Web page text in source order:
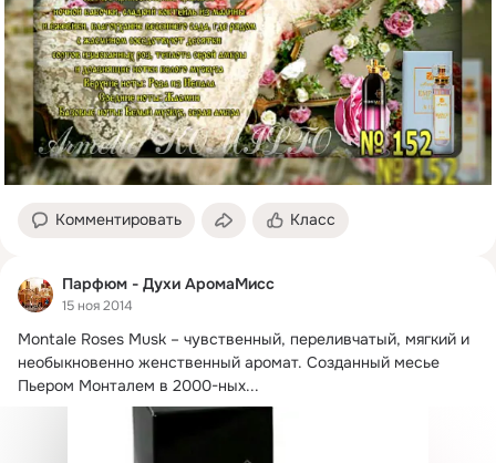
Комментировать Класс
Парфюм - Духи АромаМисс
15 ноя 2014
Montale Roses Musk – чувственный, переливчатый, мягкий и
необыкновенно женственный аромат. Созданный месье
Пьером Монталем в 2000-ных...